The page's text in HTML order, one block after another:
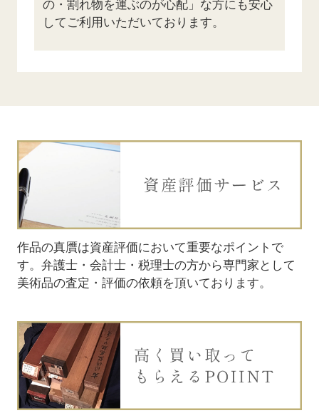
の・割れ物を運ぶのが心配」な方にも安心
してご利用いただいております。
お問い合わせ
まずはお電話または査定申し込み
フォームでお問い合わせくださ
い。お品物の詳細をお伺いいたし
お品物の
額をお伝
れる方は
お問い合わせ
まずはお電話または査定申し込み
フォームでお問い合わせくださ
い。お品物の詳細をお伺いいたし
お品物の
額をお伝
れる方は
作品の真贋は資産評価において重要なポイントで
す。弁護士・会計士・税理士の方から専門家として
美術品の査定・評価の依頼を頂いております。